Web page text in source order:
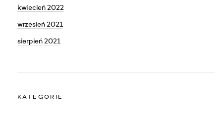
kwiecień 2022
wrzesień 2021
sierpień 2021
KATEGORIE